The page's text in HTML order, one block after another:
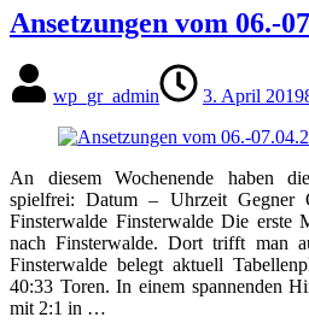
Ansetzungen vom 06.-
wp_gr_admin 3. April 2019
An diesem Wochenende haben
spielfrei: Datum – Uhrzeit
Finsterwalde Finsterwalde Die erste
nach Finsterwalde. Dort trifft man
Finsterwalde belegt aktuell
40:33 Toren. In einem spannenden
mit 2:1 in …